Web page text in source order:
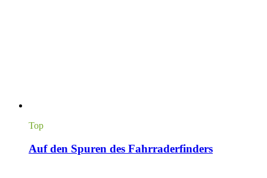
Top
Auf den Spuren des Fahrraderfinders